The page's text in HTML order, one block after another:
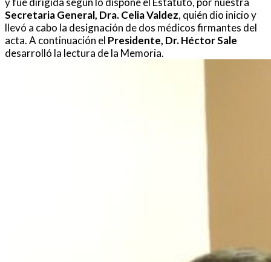
Secretaria General, Dra. Celia Valdez, quién dio inicio y
llevó a cabo la designación de dos médicos firmantes del
acta. A continuación el Presidente, Dr. Héctor Sale
desarrolló la lectura de la Memoria.